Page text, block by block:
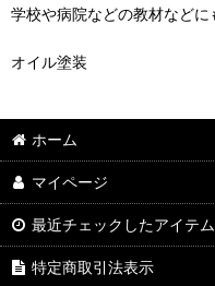
学校や病院などの教材などに
オイル塗装
ホーム
マイページ
最近チェックしたアイテム
特定商取引法表示